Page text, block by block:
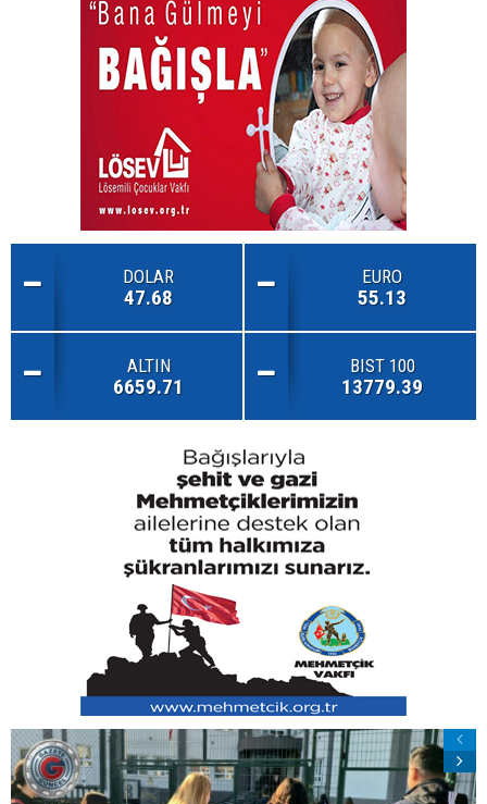
DOLAR
47.68
EURO
55.13
ALTIN
6659.71
BIST 100
13779.39